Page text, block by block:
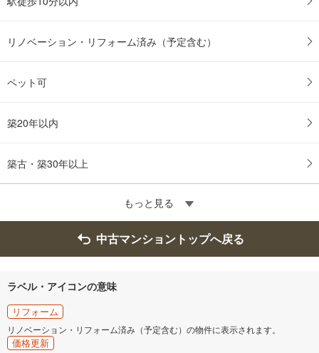
リノベーション・リフォーム済み（予定含む）
ペット可
築20年以内
築古・築30年以上
もっと見る
中古マンショントップへ戻る
ラベル・アイコンの意味
リフォーム
リノベーション・リフォーム済み（予定含む）の物件に表示されます。
価格更新